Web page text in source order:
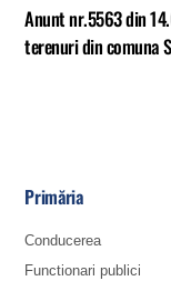
Anunt nr.5563 din
terenuri din comuna
Primăria
Conducerea
Functionari publici